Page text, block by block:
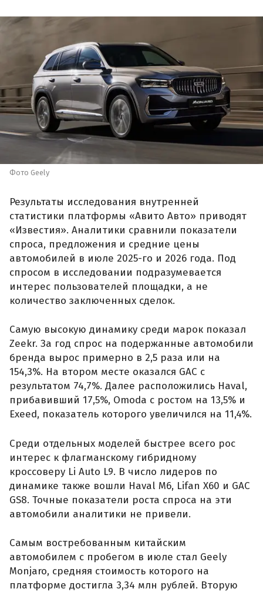
Фото Geely
Результаты исследования внутренней
статистики платформы «Авито Авто» приводят
«Известия». Аналитики сравнили показатели
спроса, предложения и средние цены
автомобилей в июле 2025-го и 2026 года. Под
спросом в исследовании подразумевается
интерес пользователей площадки, а не
количество заключенных сделок.
Самую высокую динамику среди марок показал
Zeekr. За год спрос на подержанные автомобили
бренда вырос примерно в 2,5 раза или на
154,3%. На втором месте оказался GAC с
результатом 74,7%. Далее расположились Haval,
прибавивший 17,5%, Omoda с ростом на 13,5% и
Exeed, показатель которого увеличился на 11,4%.
Среди отдельных моделей быстрее всего рос
интерес к флагманскому гибридному
кроссоверу Li Auto L9. В число лидеров по
динамике также вошли Haval M6, Lifan X60 и GAC
GS8. Точные показатели роста спроса на эти
автомобили аналитики не привели.
Самым востребованным китайским
автомобилем с пробегом в июле стал Geely
Monjaro, средняя стоимость которого на
платформе достигла 3,34 млн рублей. Вторую